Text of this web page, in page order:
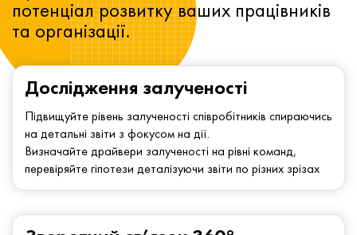
Дослідження залученості
Підвищуйте рівень залученості співробітників спираючись
на детальні звіти з фокусом на дії.
Визначайте драйвери залученості на рівні команд,
перевіряйте гіпотези деталізуючи звіти по різних зрізах
потенціал розвитку ваших працівників
та організації.